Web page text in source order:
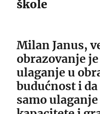
škole
Milan Janus,
obrazovanje
ulaganje u
budućnost i
samo